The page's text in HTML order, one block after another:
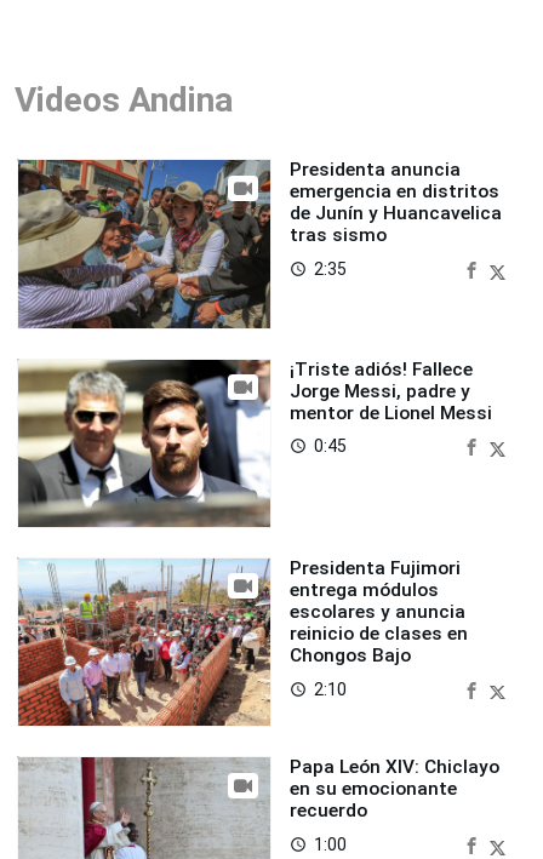
Videos Andina
Presidenta anuncia
emergencia en distritos
de Junín y Huancavelica
tras sismo
access_time 2:35
¡Triste adiós! Fallece
Jorge Messi, padre y
mentor de Lionel Messi
access_time 0:45
Presidenta Fujimori
entrega módulos
escolares y anuncia
reinicio de clases en
Chongos Bajo
access_time 2:10
Papa León XIV: Chiclayo
en su emocionante
recuerdo
access_time 1:00